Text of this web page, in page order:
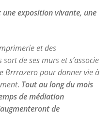
une exposition vivante, une
et des
de ses murs et s’associe
Brrrazero pour donner vie à
. Tout au long du mois
de médiation
de